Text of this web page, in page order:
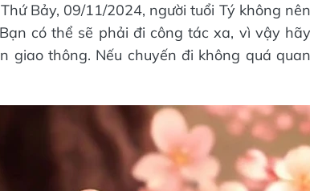
Bảy, 09/11/2024, người tuổi Tý không nên
có thể sẽ phải đi công tác xa, vì vậy hãy
giao thông. Nếu chuyến đi không quá quan